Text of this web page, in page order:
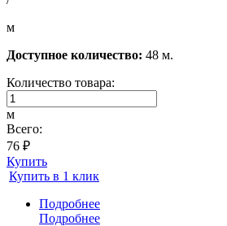
м
Доступное количество: 48 м.
Количество товара:
м
Всего:
76 ₽
Купить
Купить в 1 клик
Подробнее
Подробнее